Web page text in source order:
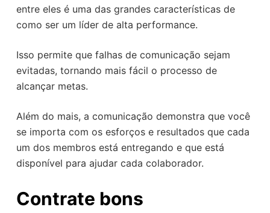
entre eles é uma das grandes características de
como ser um líder de alta performance.
Isso permite que falhas de comunicação sejam
evitadas, tornando mais fácil o processo de
alcançar metas.
Além do mais, a comunicação demonstra que você
se importa com os esforços e resultados que cada
um dos membros está entregando e que está
disponível para ajudar cada colaborador.
Contrate bons